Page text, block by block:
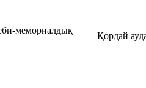
мемориалдық
Қордай